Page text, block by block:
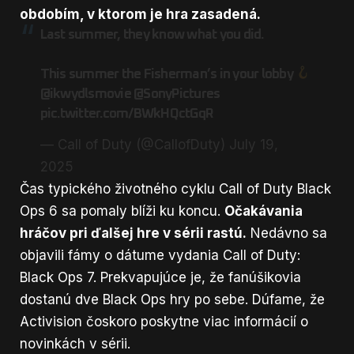
obdobím, v ktorom je hra zasadená.
Čas typického životného cyklu Call of Duty Black
Ops 6 sa pomaly blíži ku koncu. Očakávania
hráčov pri ďalšej hre v sérii rastú. Nedávno sa
objavili fámy o dátume vydania Call of Duty:
Black Ops 7. Prekvapujúce je, že fanúšikovia
dostanú dve Black Ops hry po sebe. Dúfame, že
Activision čoskoro poskytne viac informácií o
novinkách v sérii.